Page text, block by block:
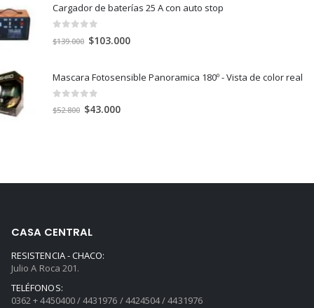
$43.500.
Cargador de baterías 25 A con auto stop
out of 5
$139.000 El
$139.000.
$103.000El
Mascara Fotosensible Panoramica 180º - Vista de color real
out of 5
$52.800 El
$43.000El
CASA CENTRAL
RESISTENCIA - CHACO:
Julio A Roca 201.
TELÉFONOS:
0362 + 4450400 / 4431976 / 4424504 / 4431976